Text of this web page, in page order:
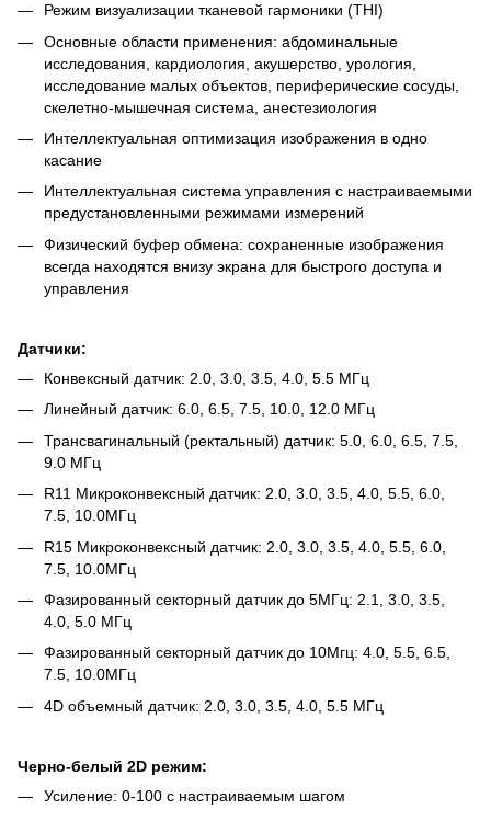
Режим визуализации тканевой гармоники (THI)
Основные области применения: абдоминальные
исследования, кардиология, акушерство, урология,
исследование малых объектов, периферические сосуды,
скелетно-мышечная система, анестезиология
Интеллектуальная оптимизация изображения в одно
касание
Интеллектуальная система управления с настраиваемыми
предустановленными режимами измерений
Физический буфер обмена: сохраненные изображения
всегда находятся внизу экрана для быстрого доступа и
управления
Датчики:
Конвексный датчик: 2.0, 3.0, 3.5, 4.0, 5.5 МГц
Линейный датчик: 6.0, 6.5, 7.5, 10.0, 12.0 МГц
Трансвагинальный (ректальный) датчик: 5.0, 6.0, 6.5, 7.5,
9.0 МГц
R11 Микроконвексный датчик: 2.0, 3.0, 3.5, 4.0, 5.5, 6.0,
7.5, 10.0МГц
R15 Микроконвексный датчик: 2.0, 3.0, 3.5, 4.0, 5.5, 6.0,
7.5, 10.0МГц
Фазированный секторный датчик до 5МГц: 2.1, 3.0, 3.5,
4.0, 5.0 МГц
Фазированный секторный датчик до 10Мгц: 4.0, 5.5, 6.5,
7.5, 10.0МГц
4D объемный датчик: 2.0, 3.0, 3.5, 4.0, 5.5 МГц
Черно-белый 2D режим:
Усиление: 0-100 с настраиваемым шагом